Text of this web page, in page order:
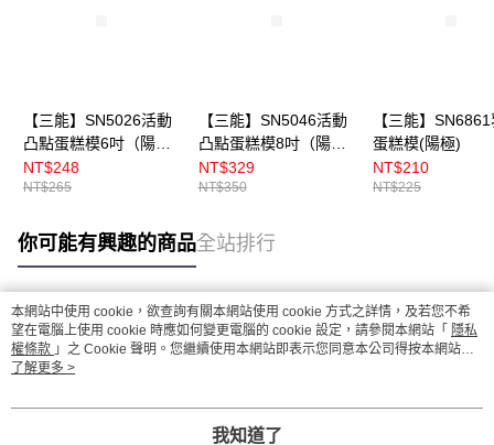
【三能】SN5026活動
凸點蛋糕模6吋（陽
極）
NT$248
NT$265
【三能】SN5046活動
凸點蛋糕模8吋（陽
極）
NT$329
NT$350
【三能】
蛋糕模(陽極)
NT$210
NT$225
你可能有興趣的商品全站排行
熱門標籤
本網站中使用 cookie，欲查詢有關本網站使用 cookie 方式之詳情，及若您不希
望在電腦上使用 cookie 時應如何變更電腦的 cookie 設定，請參閱本網站「 隱私
權條款 」之 Cookie 聲明。您繼續使用本網站即表示您同意本公司得按本網站使
用條款之 Cookie 聲明使用 cookie。
了解更多 >
我知道了